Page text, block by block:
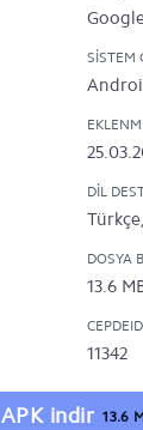
SISTEM
DIL
DOSYA
13.6
CEPDEID
11342
APK indir 13.6